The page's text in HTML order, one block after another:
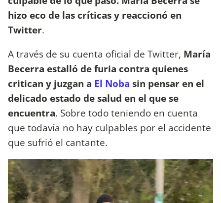
hizo eco de las críticas y reaccionó en
Twitter.
A través de su cuenta oficial de Twitter, María
Becerra estalló de furia contra quienes
critican y juzgan a El Noba sin pensar en el
delicado estado de salud en el que se
encuentra. Sobre todo teniendo en cuenta
que todavía no hay culpables por el accidente
que sufrió el cantante.